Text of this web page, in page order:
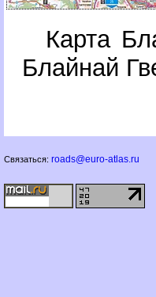
Карта
Блайнай
Связаться: roads@euro-atlas.ru